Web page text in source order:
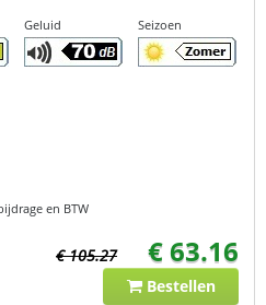
Geluid Seizoen
en BTW
€ 105.27 € 63.16
Bestellen